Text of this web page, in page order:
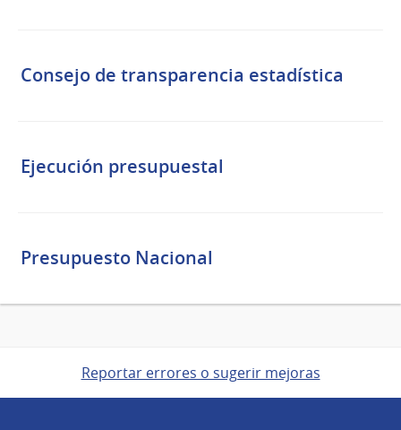
Consejo de transparencia estadística
Ejecución presupuestal
Presupuesto Nacional
Reportar errores o sugerir mejoras